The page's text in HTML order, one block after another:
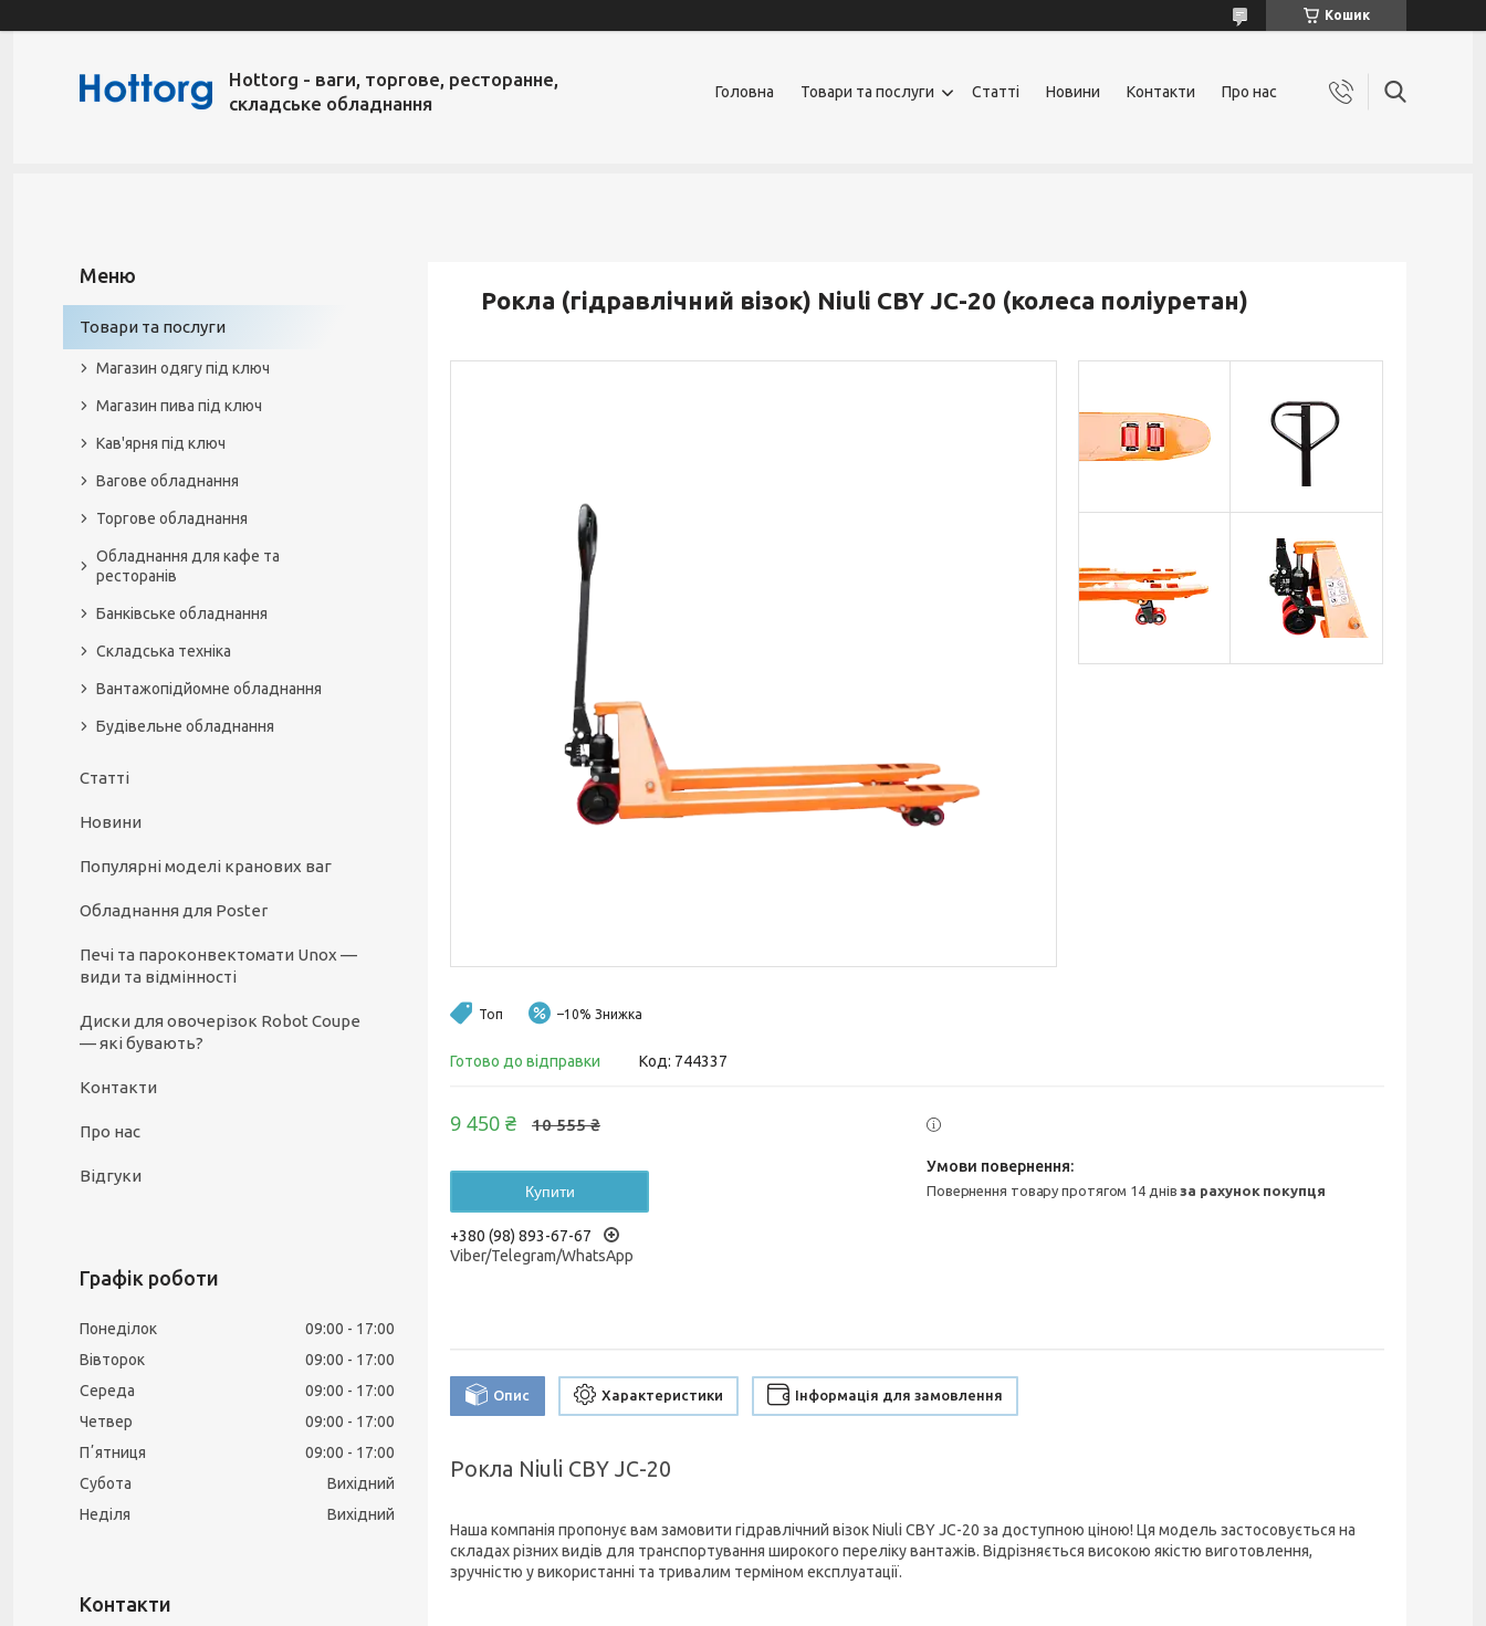
Кошик
Hottorg - ваги, торгове, ресторанне,
складське обладнання
Головна Товари та послуги Статті Новини Контакти Про нас
Рокла (гідравлічний візок) Niuli CBY JС-20 (колеса поліуретан)
Топ –10%
Готово до відправки Код: 744337
10 555 ₴
9 450 ₴
Купити
+380 (98) 893-67-67
Viber/Telegram/WhatsApp
повернення товару протягом 14 днівза рахунок покупця
Опис Характеристики Інформація для замовлення
Рокла Niuli CBY JС-20
Наша компанія пропонує вам замовити гідравлічний візок Niuli CBY ЈС-20 за доступною ціною! Ця модель застосовується на
складах різних видів для транспортування широкого переліку вантажів. Відрізняється високою якістю виготовлення,
зручністю у використанні та тривалим терміном експлуатації.
Товари та послуги
Магазин одягу під ключ
Магазин пива під ключ
Кав'ярня під ключ
Вагове обладнання
Торгове обладнання
Обладнання для кафе та
ресторанів
Банківське обладнання
Складська техніка
Вантажопідйомне обладнання
Будівельне обладнання
Статті
Новини
Популярні моделі кранових ваг
Обладнання для Poster
Печі та пароконвектомати Unox —
види та відмінності
Диски для овочерізок Robot Coupe
— які бувають?
Контакти
Про нас
Відгуки
Графік роботи
Понеділок 09:00
17:00
Вівторок
09:00
17:00
Середа
09:00
17:00
Четвер
09:00
17:00
Пʼятниця
09:00
17:00
Субота
Вихідний
Неділя
Вихідний